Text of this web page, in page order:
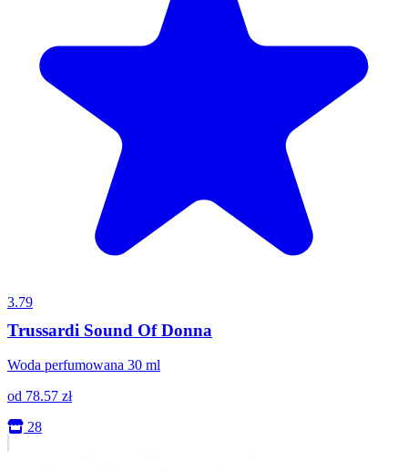
3.79
Trussardi Sound Of Donna
Woda perfumowana 30 ml
od 78.57 zł
28